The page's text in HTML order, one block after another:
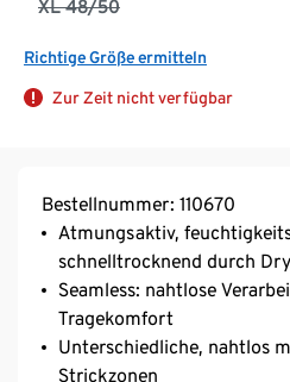
XL 48/50
Richtige Größe ermitteln
Zur Zeit nicht verfügbar
Bestellnummer: 110670
Atmungsaktiv,
schnelltrocknend durch
Seamless: nahtlose
Tragekomfort
Unterschiedliche, nahtlos
Strickzonen